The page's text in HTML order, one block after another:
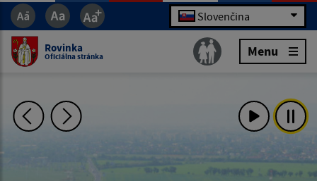
Slovenčina
Rovinka
Oficiálna stránka Menu